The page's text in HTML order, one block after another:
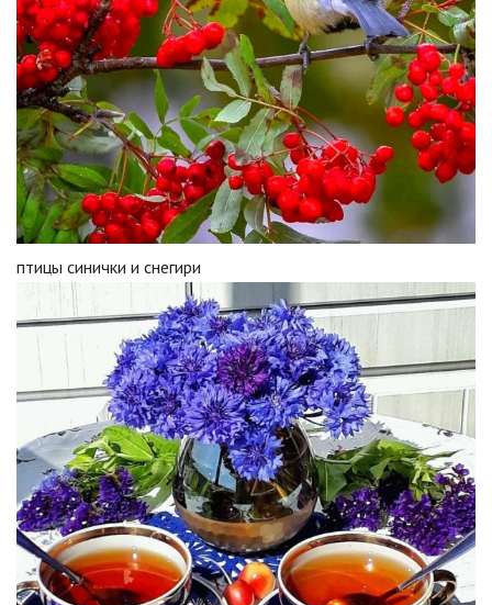
птицы синички и снегири